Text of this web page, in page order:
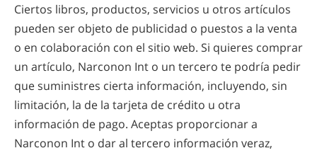
Ciertos libros, productos, servicios u otros artículos
pueden ser objeto de publicidad o puestos a la venta
o en colaboración con el sitio web. Si quieres comprar
un artículo, Narconon Int o un tercero te podría pedir
que suministres cierta información, incluyendo, sin
limitación, la de la tarjeta de crédito u otra
información de pago. Aceptas proporcionar a
Narconon Int o dar al tercero información veraz,